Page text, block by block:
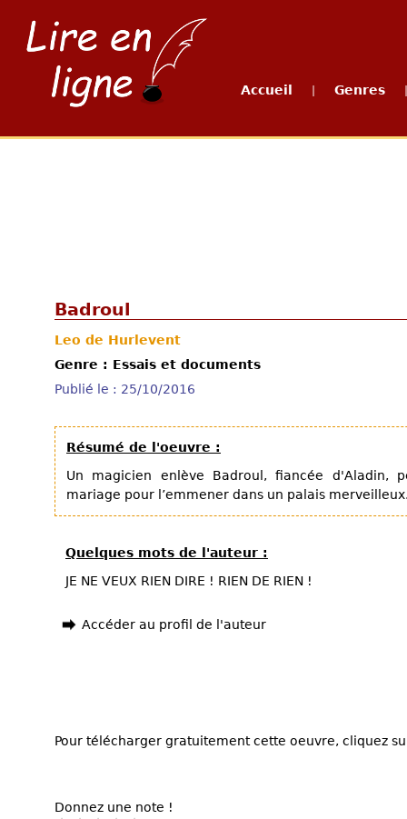
Accueil Genres
Badroul
Leo de Hurlevent
Genre : Essais et documents
Publié le : 25/10/2016
Résumé de l'oeuvre :
Un magicien enlève Badroul, fiancée d'Aladin,
mariage pour l’emmener dans un palais
Quelques mots de l'auteur :
JE NE VEUX RIEN DIRE ! RIEN DE RIEN !
Accéder au profil de l'auteur
Pour télécharger gratuitement cette oeuvre, cliquez
Donnez une note !